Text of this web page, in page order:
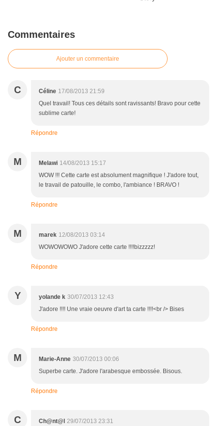
Commentaires
Ajouter un commentaire
C Céline 17/08/2013 21:59
Quel travail! Tous ces détails sont ravissants! Bravo pour cette
sublime carte!
Répondre
M Melawi 14/08/2013 15:17
WOW !!! Cette carte est absolument magnifique ! J'adore tout,
le travail de patouille, le combo, l'ambiance ! BRAVO !
Répondre
M marek 12/08/2013 03:14
WOWOWOWO J'adore cette carte !!!!bizzzzz!
Répondre
Y yolande k 30/07/2013 12:43
J'adore !!!! Une vraie oeuvre d'art ta carte !!!!<br /> Bises
Répondre
M Marie-Anne 30/07/2013 00:06
Superbe carte. J'adore l'arabesque embossée. Bisous.
Répondre
C Ch@nt@l 29/07/2013 23:31